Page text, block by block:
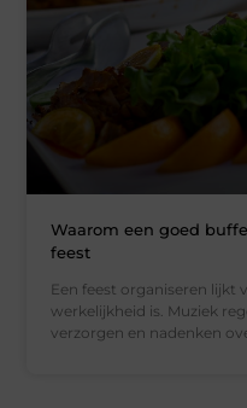
Waarom een goed
feest
Een feest organiseren lijkt
werkelijkheid is. Muziek
verzorgen en nadenken